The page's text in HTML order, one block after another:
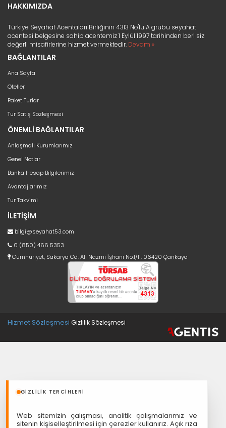
GIZLILIK TERCIHLERI
Web sitemizin çalışması, analitik çalışmalarımız ve
sitenin kişiselleştirilmesi için çerezler kullanırız. Açık rıza
HAKKIMIZDA
Türkiye Seyahat Acentaları Birliğinin 4313 No'lu A grubu seyahat
acentesi belgesine sahip acentemiz 1 Eylül 1997 tarihinden beri siz
değerli misafirlerine hizmet vermektedir. Devam »
BAĞLANTILAR
Ana Sayfa
Oteller
Paket Turlar
Tur Satış Sözleşmesi
ÖNEMLİ BAĞLANTILAR
Anlaşmalı Kurumlarımız
Genel Notlar
Banka Hesap Bilgilerimiz
Avantajlarımız
Tur Takvimi
İLETİŞİM
bilgi@seyahat53.com
0 (850) 466 5353
Cumhuriyet, Sakarya Cd. Ali Nazmi İşhanı No:1/11, 06420 Çankaya
Hizmet Sözleşmesi Gizlilik Sözleşmesi